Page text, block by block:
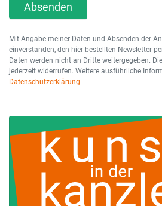
Absenden
Mit Angabe meiner Daten und Absenden der
einverstanden, den hier bestellten Newsletter
Daten werden nicht an Dritte weitergegeben.
jederzeit widerrufen. Weitere ausführliche
Datenschutzerklärung